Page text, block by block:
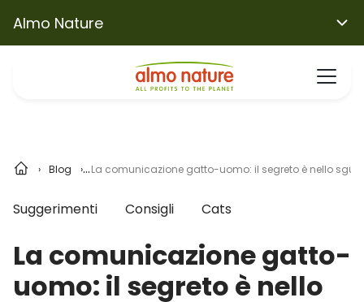
Almo Nature
Blog La comunicazione gatto-uomo: il segreto è nello
Suggerimenti Consigli Cats
La comunicazione gatto-
uomo: il segreto è nello